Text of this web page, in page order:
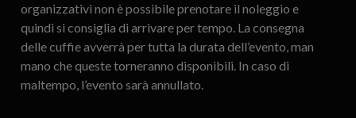
organizzativi non è possibile prenotare il noleggio e
quindi si consiglia di arrivare per tempo. La consegna
delle cuffie avverrà per tutta la durata dell’evento, man
mano che queste torneranno disponibili. In caso di
maltempo, l’evento sarà annullato.